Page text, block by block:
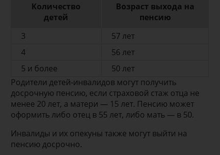
Количество
детей
Возраст выхода на
пенсию
3
57 лет
4
56 лет
5 и более
50 лет
Родители детей-инвалидов могут получить
досрочную пенсию, если страховой стаж отца не
менее 20 лет, а матери — 15 лет. Пенсию может
оформить либо отец в 55 лет, либо мать — в 50.
Инвалиды и их опекуны также могут выйти на
пенсию досрочно.